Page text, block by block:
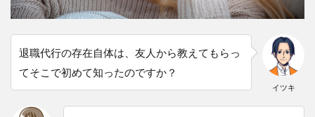
イツキ
退職代行の存在自体は、友人から教えてもらっ
てそこで初めて知ったのですか？